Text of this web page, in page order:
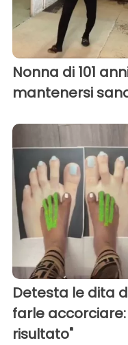
Nonna di 101
mantenersi
Detesta le dita
farle
risultato"